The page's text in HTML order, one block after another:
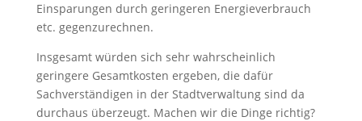
Einsparungen durch geringeren Energieverbrauch
etc. gegenzurechnen.
Insgesamt würden sich sehr wahrscheinlich
geringere Gesamtkosten ergeben, die dafür
Sachverständigen in der Stadtverwaltung sind da
durchaus überzeugt. Machen wir die Dinge richtig?